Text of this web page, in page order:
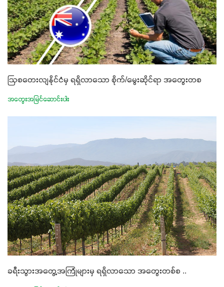
ဩစတေးလျနိုင်ငံမှ ရရှိလာသော စိုက်/မွေးဆိုင်ရာ အတွေးတစ
အတွေးအမြင်ဆောင်းပါး
ခရီးသွားအတွေ့အကြုံများမှ ရရှိလာသော အတွေးတစ်စ ..